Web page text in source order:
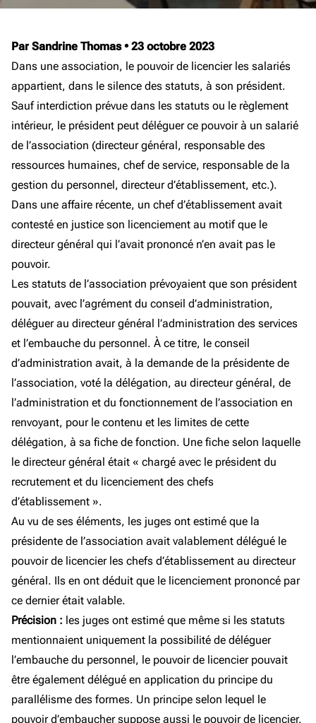
Par Sandrine Thomas• 23 octobre 2023
Dans une association, le pouvoir de licencier les salariés
appartient, dans le silence des statuts, à son président.
Sauf interdiction prévue dans les statuts ou le règlement
intérieur, le président peut déléguer ce pouvoir à un salarié
de l’association (directeur général, responsable des
ressources humaines, chef de service, responsable de la
gestion du personnel, directeur d’établissement, etc.).
Dans une affaire récente, un chef d’établissement avait
contesté en justice son licenciement au motif que le
directeur général qui l’avait prononcé n’en avait pas le
pouvoir.
Les statuts de l’association prévoyaient que son président
pouvait, avec l’agrément du conseil d’administration,
déléguer au directeur général l’administration des services
et l’embauche du personnel. À ce titre, le conseil
d’administration avait, à la demande de la présidente de
l’association, voté la délégation, au directeur général, de
l’administration et du fonctionnement de l’association en
renvoyant, pour le contenu et les limites de cette
délégation, à sa fiche de fonction. Une fiche selon laquelle
le directeur général était « chargé avec le président du
recrutement et du licenciement des chefs
d’établissement ».
Au vu de ses éléments, les juges ont estimé que la
présidente de l’association avait valablement délégué le
pouvoir de licencier les chefs d’établissement au directeur
général. Ils en ont déduit que le licenciement prononcé par
ce dernier était valable.
Précision : les juges ont estimé que même si les statuts
mentionnaient uniquement la possibilité de déléguer
l’embauche du personnel, le pouvoir de licencier pouvait
être également délégué en application du principe du
parallélisme des formes. Un principe selon lequel le
pouvoir d’embaucher suppose aussi le pouvoir de licencier.